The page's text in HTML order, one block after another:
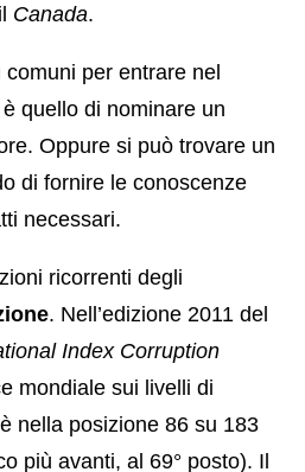
Canada.
per entrare nel
quello di nominare un
Oppure si può trovare un
di fornire le conoscenze
necessari.
ricorrenti degli
. Nell’edizione 2011 del
Index Corruption
mondiale sui livelli di
è nella posizione 86 su 183
più avanti, al 69° posto). Il